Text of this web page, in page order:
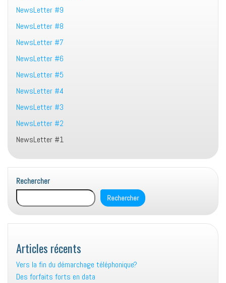
NewsLetter #9
NewsLetter #8
NewsLetter #7
NewsLetter #6
NewsLetter #5
NewsLetter #4
NewsLetter #3
NewsLetter #2
NewsLetter #1
Rechercher
Rechercher
Articles récents
Vers la fin du démarchage téléphonique?
Des forfaits forts en data